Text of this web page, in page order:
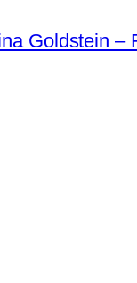
Goldstein –